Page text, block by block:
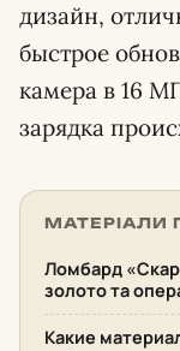
дизайн,
быстрое
камера в 16
зарядка
МАТЕРІАЛИ
Ломбард
золото та
Какие